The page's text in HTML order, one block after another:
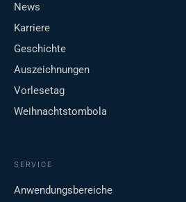
News
Karriere
Geschichte
Auszeichnungen
Vorlesetag
Weihnachtstombola
SERVICE
Anwendungsbereiche